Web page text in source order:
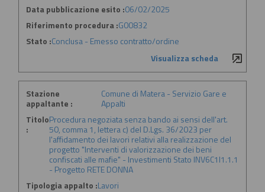
Data pubblicazione esito :06/02/2025
Riferimento procedura :G00832
Stato :Conclusa - Emesso contratto/ordine
Visualizza scheda
Stazione
appaltante :
Comune di Matera - Servizio Gare e
Appalti
Titolo
:
Procedura negoziata senza bando ai sensi dell'art.
50, comma 1, lettera c) del D.Lgs. 36/2023 per
l'affidamento dei lavori relativi alla realizzazione del
progetto "Interventi di valorizzazione dei beni
confiscati alle mafie" - Investimenti Stato INV6C1I1.1.1
- Progetto RETE DONNA
Tipologia appalto :Lavori